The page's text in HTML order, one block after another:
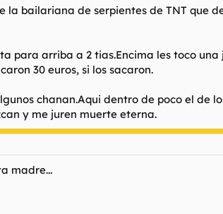
la bailariana de serpientes de TNT que
para arriba a 2 tias.Encima les toco
30 euros, si los sacaron.
chanan.Aqui dentro de poco el de
y me juren muerte eterna.
madre...